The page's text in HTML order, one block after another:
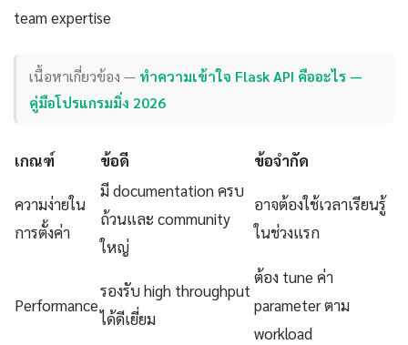
team expertise
เนื้อหาเกี่ยวข้อง — ทำความเข้าใจ Flask API คืออะไร —
คู่มือโปรแกรมมิ่ง 2026
เกณฑ์ ข้อดี ข้อจำกัด
ความง่ายใน
การตั้งค่า
มี documentation ครบ
ถ้วนและ community
ใหญ่
อาจต้องใช้เวลาเรียนรู้
ในช่วงแรก
Performance
รองรับ high throughput
ได้ดีเยี่ยม
ต้อง tune ค่า
parameter ตาม
workload